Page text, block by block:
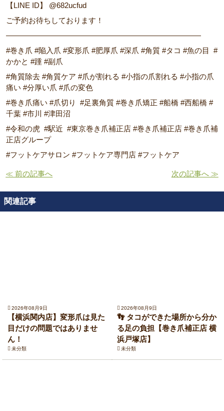
【LINE ID】 @682ucfud
ご予約お待ちしております！
――――――――――――――――――――――――――
#巻き爪 #陥入爪 #変形爪 #肥厚爪 #深爪 #角質 #タコ #魚の目 #
かかと #踵 #副爪
#角質除去 #角質ケア #爪が割れる #小指の爪割れる #小指の爪
痛い #分厚い爪 #爪の変色
#巻き爪痛い #爪切り #足裏角質 #巻き爪矯正 #船橋 #西船橋 #
千葉 #市川 #津田沼
#令和の虎 #駅近 #東京巻き爪補正店 #巻き爪補正店 #巻き爪補
正店グループ
#フットケアサロン #フットケア専門店 #フットケア
≪ 前の記事へ 次の記事へ ≫
関連記事
2026年08月9日
【横浜関内店】変形爪は見た
目だけの問題ではありませ
ん！
未分類
2026年08月9日
👣 タコができた場所から分か
る足の負担【巻き爪補正店 横
浜戸塚店】
未分類